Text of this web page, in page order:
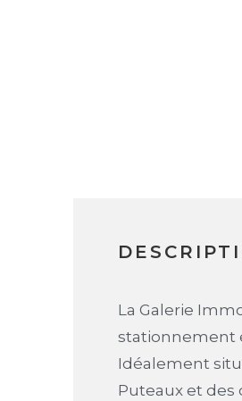
La Galerie
stationnement
Idéalement
Puteaux et des